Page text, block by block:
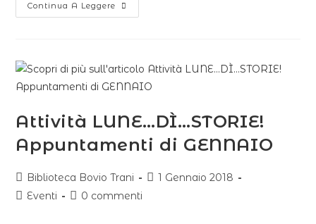
Continua A Leggere
Attività LUNE…DÌ…STORIE!
Appuntamenti di GENNAIO
Biblioteca Bovio Trani
1 Gennaio 2018
Eventi
0 commenti